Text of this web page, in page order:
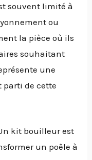
souvent limité à
ou
la pièce où ils
souhaitant
une
de cette
kit bouilleur est
un poêle à